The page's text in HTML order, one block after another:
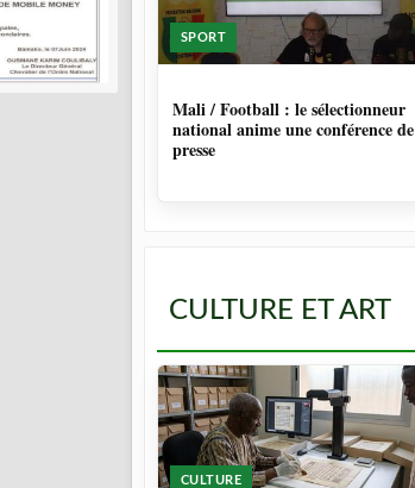
SPORT
Mali / Football : le sélectionneur
national anime une conférence de
presse
CULTURE ET ART
CULTURE